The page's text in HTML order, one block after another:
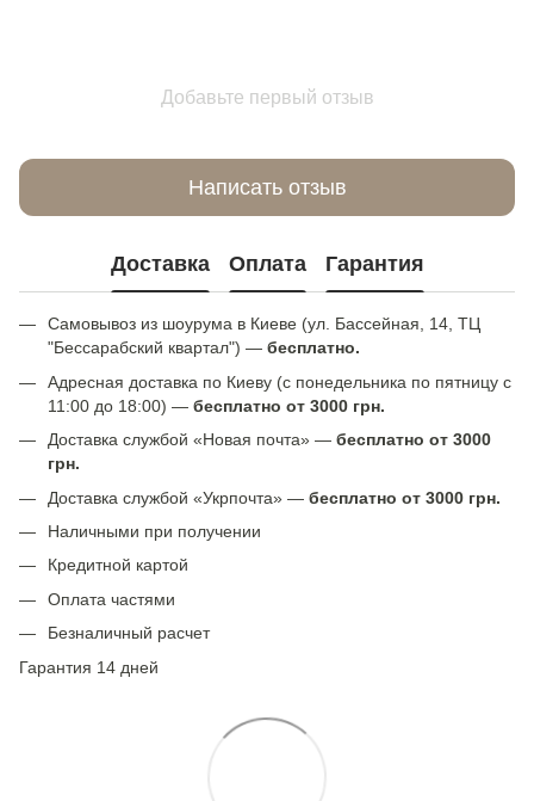
Добавьте первый отзыв
Написать отзыв
Доставка Оплата Гарантия
Самовывоз из шоурума в Киеве (ул. Бассейная, 14, ТЦ
"Бессарабский квартал") — бесплатно.
Адресная доставка по Киеву (с понедельника по пятницу с
11:00 до 18:00) — бесплатно от 3000 грн.
Доставка службой «Новая почта» — бесплатно от 3000
грн.
Доставка службой «Укрпочта» — бесплатно от 3000 грн.
Наличными при получении
Кредитной картой
Оплата частями
Безналичный расчет
Гарантия 14 дней